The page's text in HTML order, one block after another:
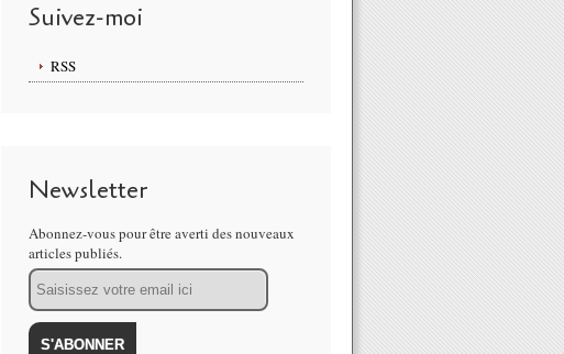
Suivez-moi
RSS
Newsletter
Abonnez-vous pour être averti des nouveaux
articles publiés.
Email